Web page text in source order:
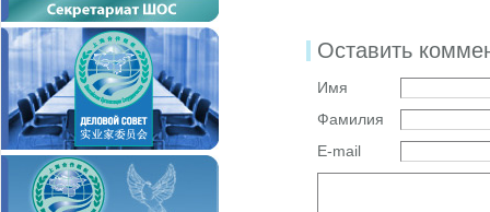
Оставить
Имя
Фамилия
E-mail